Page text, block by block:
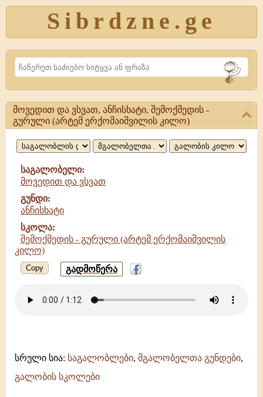
Sibrdzne.ge
Search
მოვედით
და
ანჩისხატი,
შემოქმედის
მოვედით და ვსვათ, ანჩისხატი, შემოქმედის -
გურული (არტემ ერქომაიშვილის კილო)
საგალობელი:
მოვედით და ვსვათ
გუნდი:
ანჩისხატი
სკოლა:
შემოქმედის - გურული (არტემ ერქომაიშვილის
კილო)
Copy გადმოწერა
სრული სია: საგალობლები, მგალობელთა გუნდები,
გალობის სკოლები